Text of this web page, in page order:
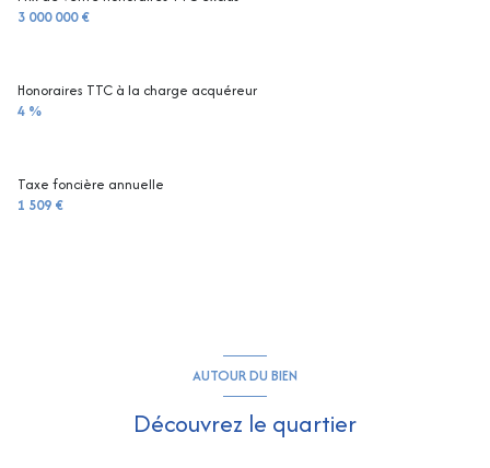
3 000 000 €
Honoraires TTC à la charge acquéreur
4 %
Taxe foncière annuelle
1 509 €
AUTOUR DU BIEN
Découvrez le quartier